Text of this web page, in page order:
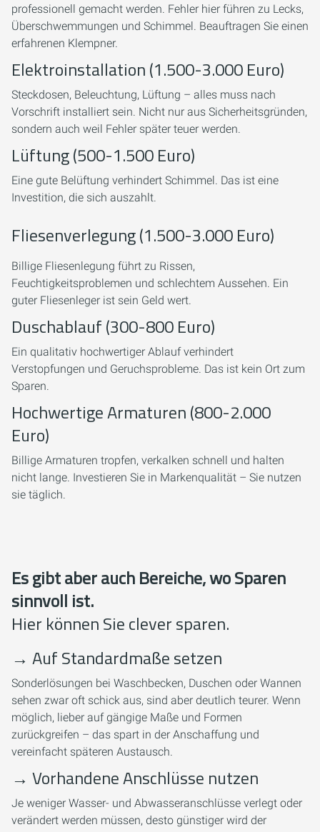
professionell gemacht werden. Fehler hier führen zu Lecks,
Überschwemmungen und Schimmel. Beauftragen Sie einen
erfahrenen Klempner.
Elektroinstallation (1.500-3.000 Euro)
Steckdosen, Beleuchtung, Lüftung – alles muss nach
Vorschrift installiert sein. Nicht nur aus Sicherheitsgründen,
sondern auch weil Fehler später teuer werden.
Lüftung (500-1.500 Euro)
Eine gute Belüftung verhindert Schimmel. Das ist eine
Investition, die sich auszahlt.
Fliesenverlegung (1.500-3.000 Euro)
Billige Fliesenlegung führt zu Rissen,
Feuchtigkeitsproblemen und schlechtem Aussehen. Ein
guter Fliesenleger ist sein Geld wert.
Duschablauf (300-800 Euro)
Ein qualitativ hochwertiger Ablauf verhindert
Verstopfungen und Geruchsprobleme. Das ist kein Ort zum
Sparen.
Hochwertige Armaturen (800-2.000
Euro)
Billige Armaturen tropfen, verkalken schnell und halten
nicht lange. Investieren Sie in Markenqualität – Sie nutzen
sie täglich.
Es gibt aber auch Bereiche, wo Sparen
sinnvoll ist.
Hier können Sie clever sparen.
→ Auf Standardmaße setzen
Sonderlösungen bei Waschbecken, Duschen oder Wannen
sehen zwar oft schick aus, sind aber deutlich teurer. Wenn
möglich, lieber auf gängige Maße und Formen
zurückgreifen – das spart in der Anschaffung und
vereinfacht späteren Austausch.
→ Vorhandene Anschlüsse nutzen
Je weniger Wasser- und Abwasseranschlüsse verlegt oder
verändert werden müssen, desto günstiger wird der